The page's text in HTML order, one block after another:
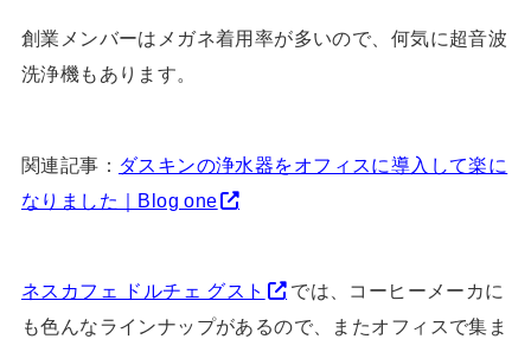
創業メンバーはメガネ着用率が多いので、何気に超音波
洗浄機もあります。
関連記事： ダスキンの浄水器をオフィスに導入して楽に
なりました｜Blog one
ネスカフェ ドルチェ グスト
では、コーヒーメーカに
も色んなラインナップがあるので、またオフィスで集ま